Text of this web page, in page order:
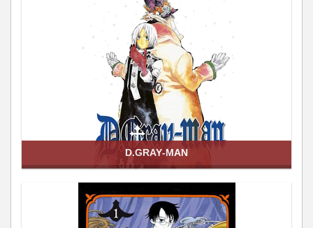
D.GRAY-MAN